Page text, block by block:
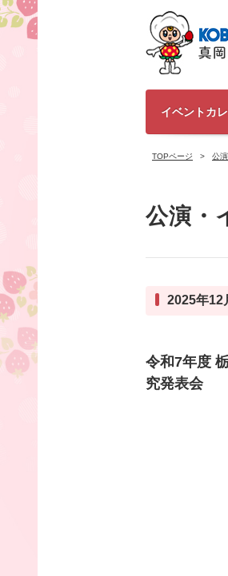
イベントカ
TOPページ 公
公演・
2025年12
令和7年度
究発表会